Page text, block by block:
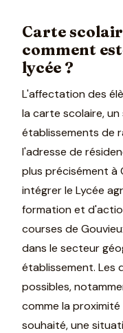
Carte
comment
lycée ?
L'affectation des
la carte scolaire,
établissements de
l'adresse de
plus précisément à
intégrer le Lycée
formation et
courses de
dans le secteur
établissement. Les
possibles,
comme la
souhaité, une